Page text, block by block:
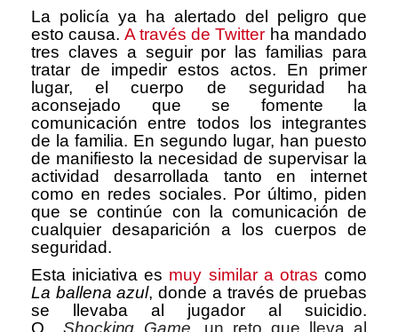
La policía ya ha alertado del peligro que
esto causa. A través de Twitter ha mandado
tres claves a seguir por las familias para
tratar de impedir estos actos. En primer
lugar, el cuerpo de seguridad ha
aconsejado que se fomente la
comunicación entre todos los integrantes
de la familia. En segundo lugar, han puesto
de manifiesto la necesidad de supervisar la
actividad desarrollada tanto en internet
como en redes sociales. Por último, piden
que se continúe con la comunicación de
cualquier desaparición a los cuerpos de
seguridad.
Esta iniciativa es muy similar a otras como
La ballena azul, donde a través de pruebas
se llevaba al jugador al suicidio.
OShocking Game , un reto que lleva al